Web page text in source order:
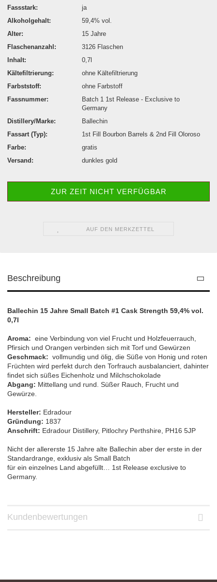
Fassstark:
ja
Alkoholgehalt:
59,4% vol.
Alter:
15 Jahre
Flaschenanzahl:
3126 Flaschen
Inhalt:
0,7l
Kältefiltrierung:
ohne Kältefiltrierung
Farbststoff:
ohne Farbstoff
Fassnummer:
Batch 1 1st Release - Exclusive to
Germany
Distillery/Marke:
Ballechin
Fassart (Typ):
1st Fill Bourbon Barrels & 2nd Fill Oloroso
Farbe:
gratis
Versand:
dunkles gold
ZUR ZEIT NICHT VERFÜGBAR
AUF DEN MERKZETTEL
Beschreibung
Ballechin 15 Jahre Small Batch #1 Cask Strength 59,4% vol.
0,7l
Aroma: eine Verbindung von viel Frucht und Holzfeuerrauch,
Pfirsich und Orangen verbinden sich mit Torf und Gewürzen
Geschmack: vollmundig und ölig, die Süße von Honig und roten
Früchten wird perfekt durch den Torfrauch ausbalanciert, dahinter
findet sich süßes Eichenholz und Milchschokolade
Abgang: Mittellang und rund. Süßer Rauch, Frucht und
Gewürze.
Hersteller: Edradour
Gründung: 1837
Anschrift: Edradour Distillery, Pitlochry Perthshire, PH16 5JP
Nicht der allererste 15 Jahre alte Ballechin aber der erste in der
Standardrange, exklusiv als Small Batch
für ein einzelnes Land abgefüllt… 1st Release exclusive to
Germany.
Kundenbewertungen